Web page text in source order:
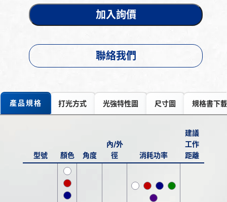
加入詢價
聯絡我們
產品規格 打光方式 光強特性圖 尺寸圖 規格書下載
型號 顏色 角度
內/外
徑
消耗功率
建議
工作
距離